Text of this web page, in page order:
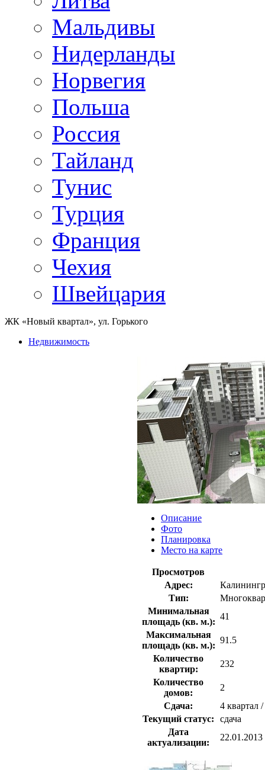
Мальдивы
Нидерланды
Норвегия
Польша
Россия
Тайланд
Тунис
Турция
Франция
Чехия
Швейцария
ЖК «Новый квартал», ул. Горького
Недвижимость
Описание
Фото
Планировка
Место на карте
Просмотров
Адрес:
Тип:
Минимальная
площадь (кв. м.):
41
Максимальная
площадь (кв. м.):
91.5
Количество
квартир:
232
Количество
домов:
2
Сдача:
4 квартал
Текущий статус:
сдача
Дата
актуализации:
22.01.2013